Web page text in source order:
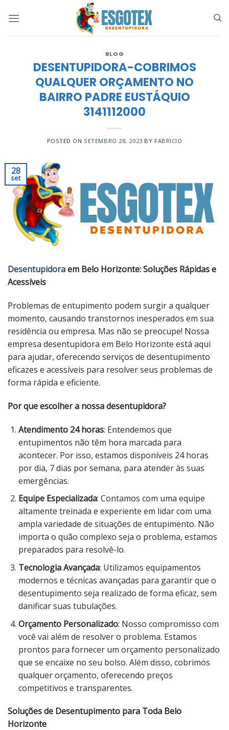
BLOG
DESENTUPIDORA-COBRIMOS
QUALQUER ORÇAMENTO NO
BAIRRO PADRE EUSTÁQUIO
3141112000
POSTED ON SETEMBRO 28, 2023 BY FABRICIO
28
set
Desentupidoraem Belo Horizonte: Soluções Rápidas e
Acessíveis
Problemas de entupimento podem surgir a qualquer
momento, causando transtornos inesperados em sua
residência ou empresa. Mas não se preocupe! Nossa
empresa desentupidora em Belo Horizonte está aqui
para ajudar, oferecendo serviços de desentupimento
eficazes e acessíveis para resolver seus problemas de
forma rápida e eficiente.
Por que escolher a nossa desentupidora?
Atendimento 24 horas: Entendemos que
entupimentos não têm hora marcada para
acontecer. Por isso, estamos disponíveis 24 horas
por dia, 7 dias por semana, para atender às suas
emergências.
Equipe Especializada: Contamos com uma equipe
altamente treinada e experiente em lidar com uma
ampla variedade de situações de entupimento. Não
importa o quão complexo seja o problema, estamos
preparados para resolvê-lo.
Tecnologia Avançada: Utilizamos equipamentos
modernos e técnicas avançadas para garantir que o
desentupimento seja realizado de forma eficaz, sem
danificar suas tubulações.
Orçamento Personalizado: Nosso compromisso com
você vai além de resolver o problema. Estamos
prontos para fornecer um orçamento personalizado
que se encaixe no seu bolso. Além disso, cobrimos
qualquer orçamento, oferecendo preços
competitivos e transparentes.
Soluções de Desentupimento para Toda Belo
Horizonte